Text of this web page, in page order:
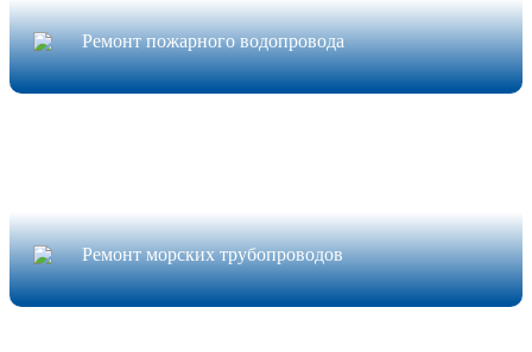
Ремонт пожарного водопровода
Ремонт морских трубопроводов